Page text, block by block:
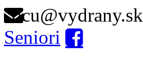
ocu@vydrany.sk
Seniori